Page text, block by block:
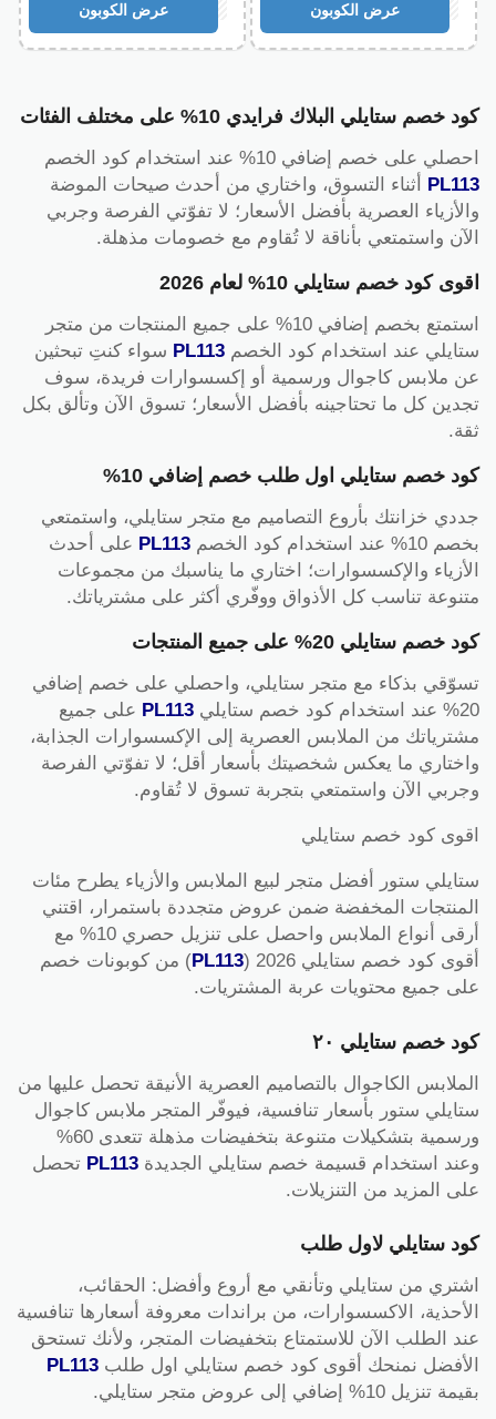
عرض الكوبون عرض الكوبون
كود خصم ستايلي البلاك فرايدي 10% على مختلف الفئات
احصلي على خصم إضافي 10% عند استخدام كود الخصم
PL113
أثناء التسوق، واختاري من أحدث صيحات الموضة
والأزياء العصرية بأفضل الأسعار؛ لا تفوّتي الفرصة وجربي
الآن واستمتعي بأناقة لا تُقاوم مع خصومات مذهلة.
اقوى كود خصم ستايلي 10% لعام 2026
استمتع بخصم إضافي 10% على جميع المنتجات من متجر
ستايلي عند استخدام كود الخصم PL113 سواء كنتِ تبحثين
عن ملابس كاجوال ورسمية أو إكسسوارات فريدة، سوف
تجدين كل ما تحتاجينه بأفضل الأسعار؛ تسوق الآن وتألق بكل
ثقة.
كود خصم ستايلي اول طلب خصم إضافي 10%
جددي خزانتك بأروع التصاميم مع متجر ستايلي، واستمتعي
بخصم 10% عند استخدام كود الخصم
PL113 على أحدث
الأزياء والإكسسوارات؛ اختاري ما يناسبك من مجموعات
متنوعة تناسب كل الأذواق ووفّري أكثر على مشترياتك.
كود خصم ستايلي 20% على جميع المنتجات
تسوّقي بذكاء مع متجر ستايلي، واحصلي على خصم إضافي
20% عند استخدام كود خصم ستايلي
PL113 على جميع
مشترياتك من الملابس العصرية إلى الإكسسوارات الجذابة،
واختاري ما يعكس شخصيتك بأسعار أقل؛ لا تفوّتي الفرصة
وجربي الآن واستمتعي بتجربة تسوق لا تُقاوم.
اقوى كود خصم ستايلي
ستايلي ستور أفضل متجر لبيع الملابس والأزياء يطرح مئات
المنتجات المخفضة ضمن عروض متجددة باستمرار، اقتني
أرقى أنواع الملابس واحصل على تنزيل حصري 10% مع
أقوى كود خصم ستايلي 2026 (
PL113) من كوبونات خصم
على جميع محتويات عربة المشتريات.
كود خصم ستايلي ٢٠
الملابس الكاجوال بالتصاميم العصرية الأنيقة تحصل عليها من
ستايلي ستور بأسعار تنافسية، فيوفّر المتجر ملابس كاجوال
ورسمية بتشكيلات متنوعة بتخفيضات مذهلة تتعدى 60%
وعند استخدام قسيمة خصم ستايلي الجديدة PL113 تحصل
على المزيد من التنزيلات.
كود ستايلي لاول طلب
اشتري من ستايلي وتأنقي مع أروع وأفضل: الحقائب،
الأحذية، الاكسسوارات، من براندات معروفة أسعارها تنافسية
عند الطلب الآن للاستمتاع بتخفيضات المتجر، ولأنك تستحق
الأفضل نمنحك أقوى كود خصم ستايلي اول طلب PL113
بقيمة تنزيل 10% إضافي إلى عروض متجر ستايلي.